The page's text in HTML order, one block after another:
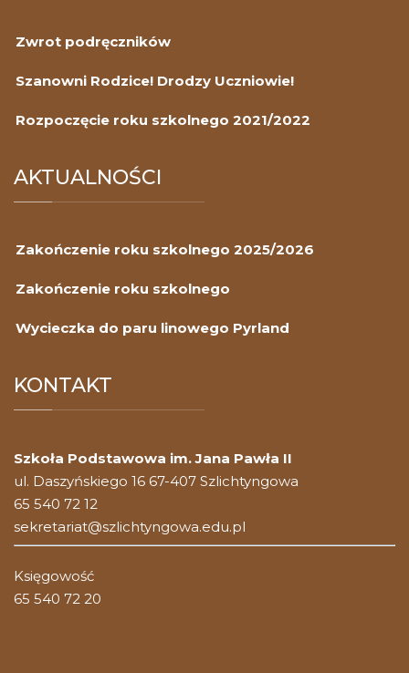
Zwrot podręczników
Szanowni Rodzice! Drodzy Uczniowie!
Rozpoczęcie roku szkolnego 2021/2022
AKTUALNOŚCI
Zakończenie roku szkolnego 2025/2026
Zakończenie roku szkolnego
Wycieczka do paru linowego Pyrland
KONTAKT
Szkoła Podstawowa im. Jana Pawła II
ul. Daszyńskiego 16 67-407 Szlichtyngowa
65 540 72 12
sekretariat@szlichtyngowa.edu.pl
Księgowość
65 540 72 20